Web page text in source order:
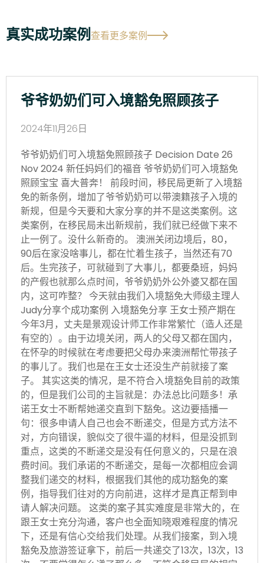
真实成功案例查看更多案例
爷爷奶奶们可入境豁免照顾孩子
2024年11月26日
爷爷奶奶们可入境豁免照顾孩子 Decision Date 26
Nov 2024 新任妈妈们的福音 爷爷奶奶们可入境豁免
照顾宝宝 喜大普奔！ 前段时间，移民局更新了入境豁
免的新条例，增加了爷爷奶奶可以带澳籍孩子入境的
新规，但是今天要和大家分享的并不是这类案例。这
类案例，在移民局未出新规前，我们就已经做下来不
止一例了。没什么新奇的。 澳洲关闭边境后，80，
90后在家没啥事儿，都在忙着生孩子，当然还有70
后。生完孩子，可就碰到了大事儿，都要桑班，妈妈
的产假也就那么点时间，爷爷奶奶外公外婆又都在国
内，这可咋整？ 今天就由我们入境豁免大师级主理人
Judy分享个成功案例 入境豁免分享 王女士预产期在
今年3月，丈夫是景观设计师工作非常繁忙（造人还是
有空的）。由于边境关闭，两人的父母又都在国内，
在怀孕的时候就在考虑要把父母办来澳洲帮忙带孩子
的事儿了。我们也是在王女士还没生产前就接了案
子。 其实这类的情况，是不符合入境豁免目前的政策
的，但是我们公司的主旨就是：办法总比问题多！承
诺王女士不断帮她递交直到下豁免。这边要插播一
句：很多申请人自己也会不断递交，但是方式方法不
对，方向错误，貌似交了很牛逼的材料，但是没抓到
重点，这类的不断递交是没有任何意义的，只是在浪
费时间。我们承诺的不断递交，是每一次都相应会调
整我们递交的材料，根据我们其他的成功豁免的案
例，指导我们往对的方向前进，这样才是真正帮到申
请人解决问题。 这类的案子其实难度是非常大的，在
跟王女士充分沟通，客户也全面知晓艰难程度的情况
下，还是有信心交给我们处理。从我们接案，到入境
豁免及旅游签证拿下，前后一共递交了13次，13次，13